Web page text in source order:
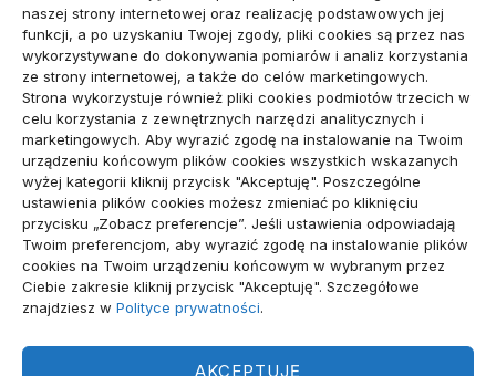
naszej strony internetowej oraz realizację podstawowych jej
funkcji, a po uzyskaniu Twojej zgody, pliki cookies są przez nas
wykorzystywane do dokonywania pomiarów i analiz korzystania
ze strony internetowej, a także do celów marketingowych.
Strona wykorzystuje również pliki cookies podmiotów trzecich w
celu korzystania z zewnętrznych narzędzi analitycznych i
marketingowych. Aby wyrazić zgodę na instalowanie na Twoim
urządzeniu końcowym plików cookies wszystkich wskazanych
wyżej kategorii kliknij przycisk "Akceptuję". Poszczególne
ustawienia plików cookies możesz zmieniać po kliknięciu
przycisku „Zobacz preferencje”. Jeśli ustawienia odpowiadają
Twoim preferencjom, aby wyrazić zgodę na instalowanie plików
cookies na Twoim urządzeniu końcowym w wybranym przez
Ciebie zakresie kliknij przycisk "Akceptuję". Szczegółowe
znajdziesz w Polityce prywatności.
AKCEPTUJĘ
sposoby naprawy
Komunikacja marki osobistej przed kontaktem z
mediami
wizytówka nap
Archiwa